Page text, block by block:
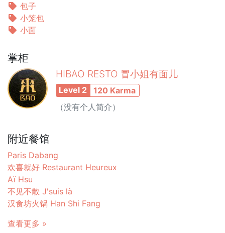
包子
小笼包
小面
掌柜
HIBAO RESTO 冒小姐有面儿
Level 2
120 Karma
（没有个人简介）
附近餐馆
Paris Dabang
欢喜就好 Restaurant Heureux
Aï Hsu
不见不散 J'suis là
汉食坊火锅 Han Shi Fang
查看更多 »